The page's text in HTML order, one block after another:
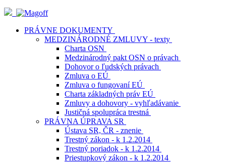
PRÁVNE DOKUMENTY
MEDZINÁRODNÉ ZMLUVY - texty
Charta OSN
Medzinárodný pakt OSN o právach
Dohovor o ľudských právach
Zmluva o EÚ
Zmluva o fungovaní EÚ
Charta základných práv EÚ
Zmluvy a dohovory - vyhľadávanie
Justičná spolupráca trestná
PRÁVNA ÚPRAVA SR
Ústava SR, ČR - znenie
Trestný zákon - k 1.2.2014
Trestný poriadok - k 1.2.2014
Priestupkový zákon - k 1.2.2014